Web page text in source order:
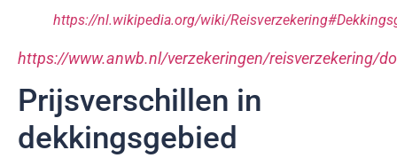
https://nl.wikipedia.org/wiki/
https://www.anwb.nl/verzekeringen/reisverzekering/
Prijsverschillen in
dekkingsgebied